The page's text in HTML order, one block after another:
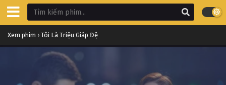
Xem phim › Tôi Là Triệu Giáp Đệ